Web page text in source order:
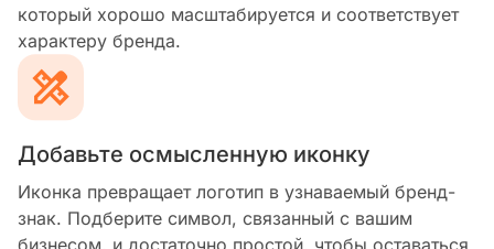
который хорошо масштабируется и соответствует
характеру бренда.
Добавьте осмысленную иконку
Иконка превращает логотип в узнаваемый бренд-
знак. Подберите символ, связанный с вашим
бизнесом, и достаточно простой, чтобы оставаться